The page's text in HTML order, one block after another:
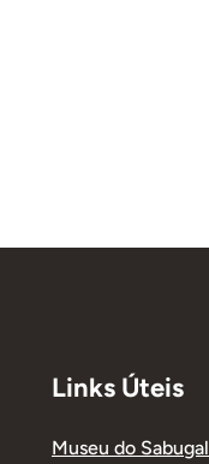
Links Úteis
Museu do Sabugal